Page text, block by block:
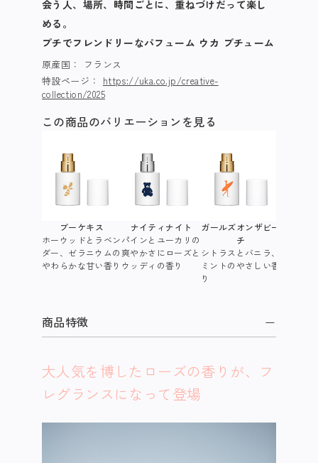
会う人、場所、時間ごとに、重ねづけだって楽し
める。
プチでフレンドリーなパフューム ウカ プチューム​
原産国：
フランス
特設ページ：
https://uka.co.jp/creative-
collection/2025
この商品のバリエーションを見る
ブーケキス
ホーウッドとラベン
ダー、ゼラニウムの
やわらかな甘い香り
ナイティナイト
パインとユーカリの
爽やかさにローズと
ウッディの香り
ガールズオンザビー
チ
シトラスとバニラ、
ミントのやさしい香
り
商品特徴
大人気を博したローズの香りが、フ
レグランスになって登場